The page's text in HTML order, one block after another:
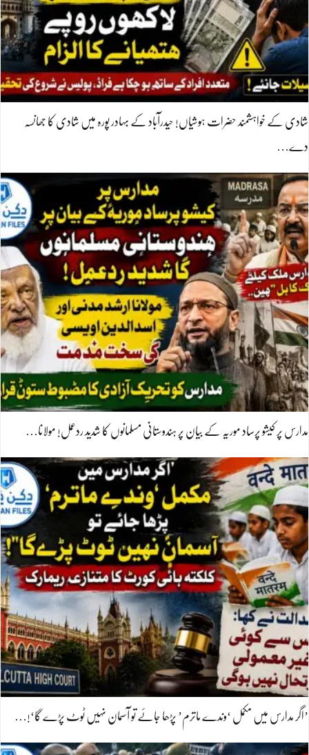
شادی کے خواہشمند حضرات ہوشیاں! حیدرآباد کے بہادر پورہ میں شادی کا جھانسہ
دے…
مدارس پر کیشو پرساد موریہ کے بیان پر ہندوستانی مسلمانوں کا شدید ردعمل! مولانا…
’اگر مدارس میں مکمل ‘وندے ماترم’ پڑھا جائے تو آسمان نہیں ٹوٹ پڑے گا‘!…